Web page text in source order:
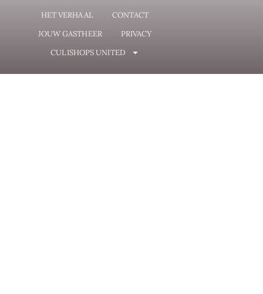
HET VERHAAL
CONTACT
JOUW GASTHEER
PRIVACY
CULISHOPS UNITED